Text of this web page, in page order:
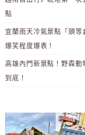
點
宜蘭雨天冷氣景點「頭
爆笑程度爆表！
高雄內門新景點！野森
到底！